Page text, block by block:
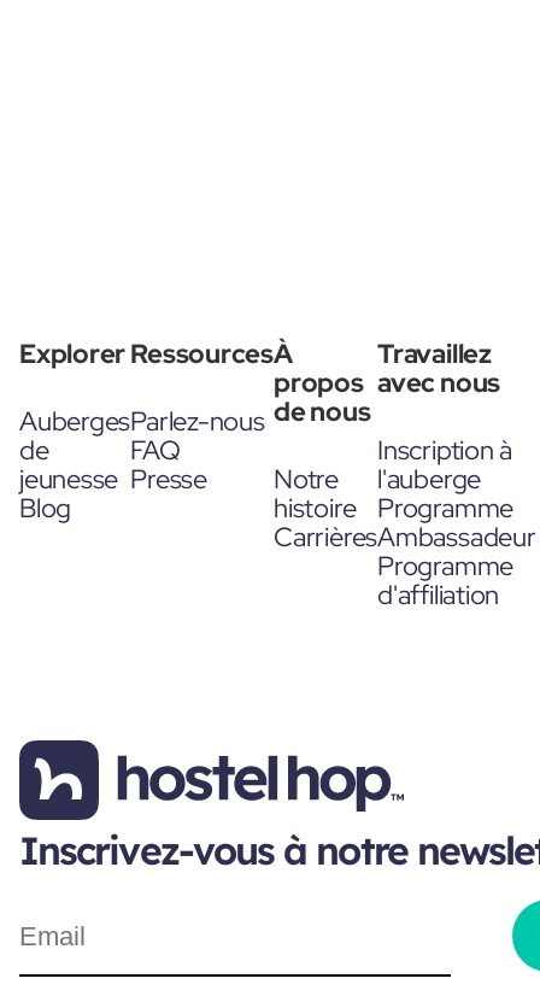
Explorer
Auberges
de
jeunesse
Blog
Ressources
Parlez-nous
FAQ
Presse
À
propos
de nous
Notre
histoire
Carrières
Travaillez
avec nous
Inscription à
l'auberge
Programme
Ambassadeur
Programme
d'affiliation
Inscrivez-vous à notre